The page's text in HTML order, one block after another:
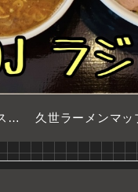
プロフィール・ボイスサンプル 久世ラーメンマッ